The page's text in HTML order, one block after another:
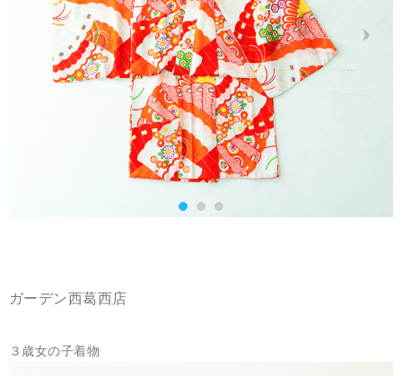
ガーデン西葛西店
３歳女の子着物